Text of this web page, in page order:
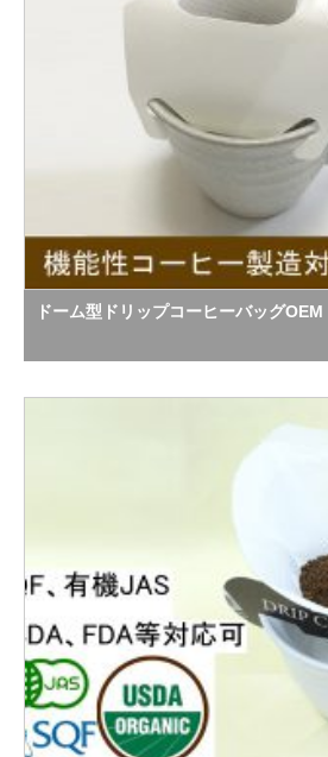
ドーム型ドリップコーヒーバッグOEM